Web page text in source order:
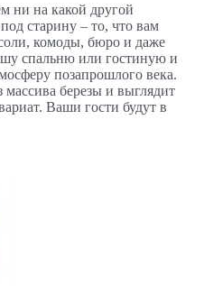
ни на какой другой
старину – то, что вам
комоды, бюро и даже
спальню или гостиную и
позапрошлого века.
березы и выглядит
Ваши гости будут в